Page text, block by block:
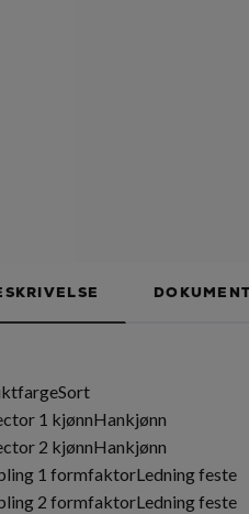
1 kjønnHankjønn
2 kjønnHankjønn
1 formfaktorLedning feste
2 formfaktorLedning feste